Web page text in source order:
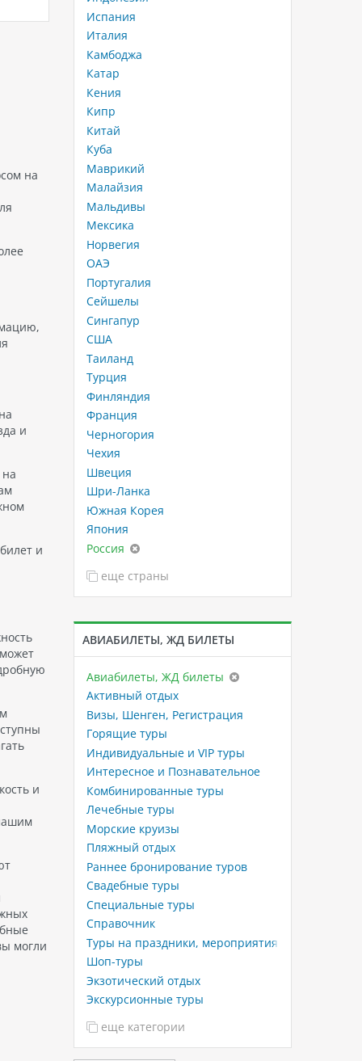
маленьких гостей, наполненный
приключениями и веселыми
занятиями. Детей ждут
захватывающие
костюмированные игры,
увлекательный поиск сокровищ,
выступления клоунов, создание
памятных открыток,…
на
и
и
и
могли
Испания
Италия
Камбоджа
Катар
Кения
Кипр
Китай
Куба
Маврикий
Малайзия
Мальдивы
Мексика
Норвегия
ОАЭ
Португалия
Сейшелы
Сингапур
США
Таиланд
Турция
Финляндия
Франция
Черногория
Чехия
Швеция
Шри-Ланка
Южная Корея
Япония
Россия
еще страны
АВИАБИЛЕТЫ, ЖД БИЛЕТЫ
Авиабилеты, ЖД билеты
Активный отдых
Визы, Шенген, Регистрация
Горящие туры
Индивидуальные и VIP туры
Интересное и Познавательное
Комбинированные туры
Лечебные туры
Морские круизы
Пляжный отдых
Раннее бронирование туров
Свадебные туры
Специальные туры
Справочник
Туры на праздники, мероприятия
Шоп-туры
Экзотический отдых
Экскурсионные туры
еще категории